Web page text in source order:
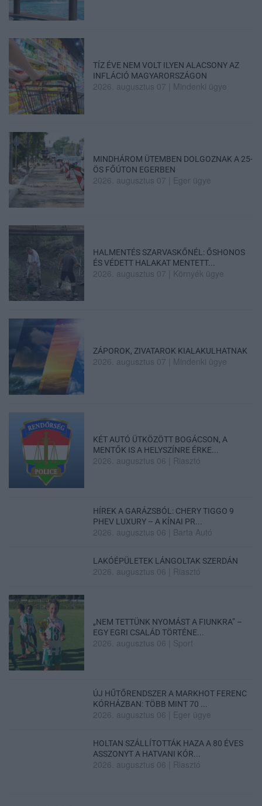
TÍZ ÉVE NEM VOLT ILYEN ALACSONY AZ
INFLÁCIÓ MAGYARORSZÁGON
2026. augusztus 07 Mindenki ügye
MINDHÁROM ÜTEMBEN DOLGOZNAK A 25-
ÖS FŐÚTON EGERBEN
2026. augusztus 07 Eger ügye
HALMENTÉS SZARVASKŐNÉL: ŐSHONOS
ÉS VÉDETT HALAKAT MENTETT...
2026. augusztus 07 Környék ügye
ZÁPOROK, ZIVATAROK KIALAKULHATNAK
2026. augusztus 07 Mindenki ügye
KÉT AUTÓ ÜTKÖZÖTT BOGÁCSON, A
MENTŐK IS A HELYSZÍNRE ÉRKE...
2026. augusztus 06 Riasztó
HÍREK A GARÁZSBÓL: CHERY TIGGO 9
PHEV LUXURY – A KÍNAI PR...
2026. augusztus 06 Barta Autó
LAKÓÉPÜLETEK LÁNGOLTAK SZERDÁN
2026. augusztus 06 Riasztó
„NEM TETTÜNK NYOMÁST A FIUNKRA” –
EGY EGRI CSALÁD TÖRTÉNE...
2026. augusztus 06 Sport
ÚJ HŰTŐRENDSZER A MARKHOT FERENC
KÓRHÁZBAN: TÖBB MINT 70 ...
2026. augusztus 06 Eger ügye
HOLTAN SZÁLLÍTOTTÁK HAZA A 80 ÉVES
ASSZONYT A HATVANI KÓR...
2026. augusztus 06 Riasztó